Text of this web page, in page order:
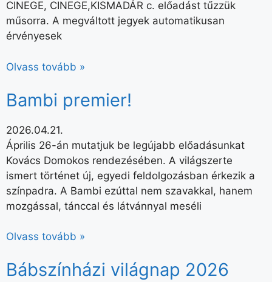
CINEGE, CINEGE,KISMADÁR c. előadást tűzzük
műsorra. A megváltott jegyek automatikusan
érvényesek
Olvass tovább »
Bambi premier!
2026.04.21.
Április 26-án mutatjuk be legújabb előadásunkat
Kovács Domokos rendezésében. A világszerte
ismert történet új, egyedi feldolgozásban érkezik a
színpadra. A Bambi ezúttal nem szavakkal, hanem
mozgással, tánccal és látvánnyal meséli
Olvass tovább »
Bábszínházi világnap 2026